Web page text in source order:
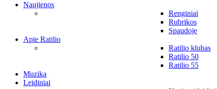
Naujienos
Renginiai
Rubrikos
Spaudoje
Apie Ratilio
Ratilio klubas
Ratilio 50
Ratilio 55
Muzika
Leidiniai